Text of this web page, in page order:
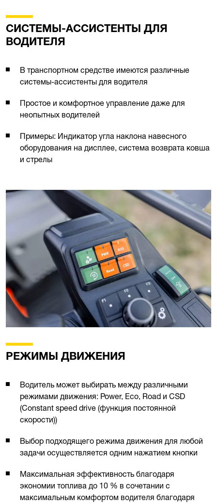
СИСТЕМЫ-АССИСТЕНТЫ ДЛЯ
ВОДИТЕЛЯ
В транспортном средстве имеются различные
системы-ассистенты для водителя
Простое и комфортное управление даже для
неопытных водителей
Примеры: Индикатор угла наклона навесного
оборудования на дисплее, система возврата ковша
и стрелы
РЕЖИМЫ ДВИЖЕНИЯ
Водитель может выбирать между различными
режимами движения: Power, Eco, Road и CSD
(Constant speed drive (функция постоянной
скорости))
Выбор подходящего режима движения для любой
задачи осуществляется одним нажатием кнопки
Максимальная эффективность благодаря
экономии топлива до 10 % в сочетании с
максимальным комфортом водителя благодаря